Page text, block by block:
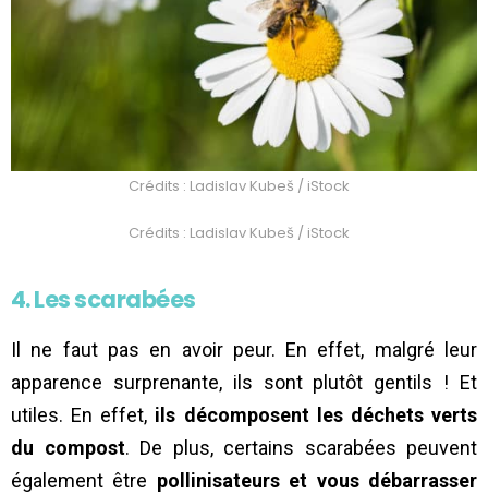
Crédits : Ladislav Kubeš / iStock
Crédits : Ladislav Kubeš / iStock
4. Les scarabées
Il ne faut pas en avoir peur. En effet, malgré leur
apparence surprenante, ils sont plutôt gentils ! Et
utiles. En effet, ils décomposent les déchets verts
du compost. De plus, certains scarabées peuvent
également être pollinisateurs et vous débarrasser